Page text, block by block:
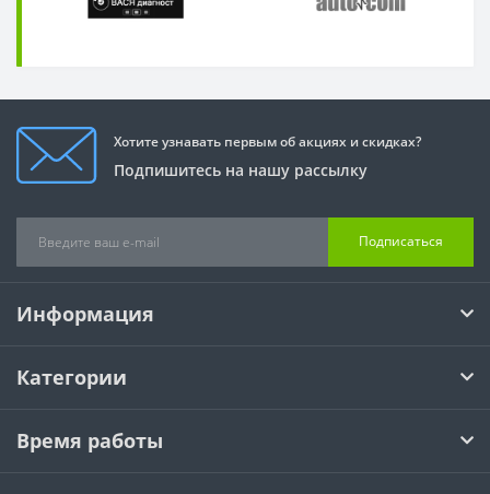
Хотите узнавать первым об акциях и скидках?
Подпишитесь на нашу рассылку
Подписаться
Информация
Категории
Время работы